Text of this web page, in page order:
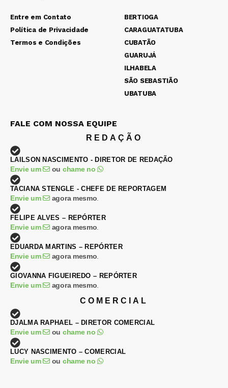
Entre em Contato
Política de Privacidade
Termos e Condições
BERTIOGA
CARAGUATATUBA
CUBATÃO
GUARUJÁ
ILHABELA
SÃO SEBASTIÃO
UBATUBA
FALE COM NOSSA EQUIPE
REDAÇÃO
LAILSON NASCIMENTO - DIRETOR DE REDAÇÃO
Envie um ou chame no
TACIANA STENGLE - CHEFE DE REPORTAGEM
Envie um agora mesmo.
FELIPE ALVES – REPÓRTER
Envie um agora mesmo.
EDUARDA MARTINS – REPÓRTER
Envie um agora mesmo.
GIOVANNA FIGUEIREDO – REPÓRTER
Envie um agora mesmo.
COMERCIAL
DJALMA RAPHAEL – DIRETOR COMERCIAL
Envie um ou chame no
LUCY NASCIMENTO – COMERCIAL
Envie um ou chame no